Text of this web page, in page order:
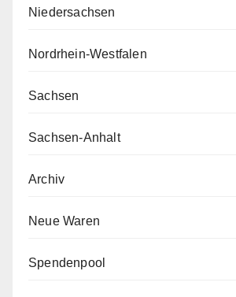
Niedersachsen
Nordrhein-Westfalen
Sachsen
Sachsen-Anhalt
Archiv
Neue Waren
Spendenpool